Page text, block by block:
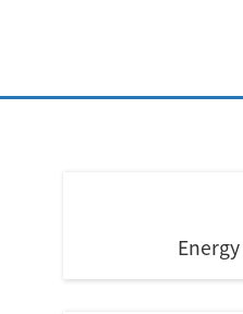
Energy